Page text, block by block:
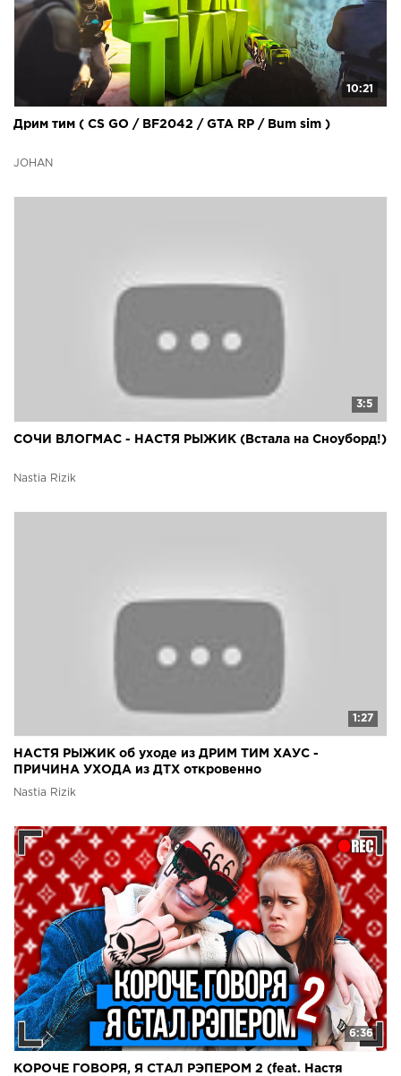
10:21
Дрим тим ( CS GO / BF2042 / GTA RP / Bum sim )
JOHAN
3:5
СОЧИ ВЛОГМАС - НАСТЯ РЫЖИК (Встала на Сноуборд!)
Nastia Rizik
1:27
НАСТЯ РЫЖИК об уходе из ДРИМ ТИМ ХАУС -
ПРИЧИНА УХОДА из ДТХ откровенно
Nastia Rizik
6:36
КОРОЧЕ ГОВОРЯ, Я СТАЛ РЭПЕРОМ 2 (feat. Настя